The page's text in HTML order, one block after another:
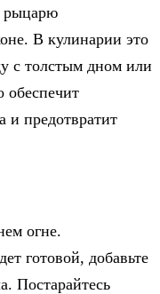
рыцарю
В кулинарии это
с толстым дном или
обеспечит
и предотвратит
огне.
готовой, добавьте
Постарайтесь